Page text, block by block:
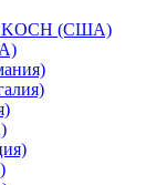
KOCH (США)